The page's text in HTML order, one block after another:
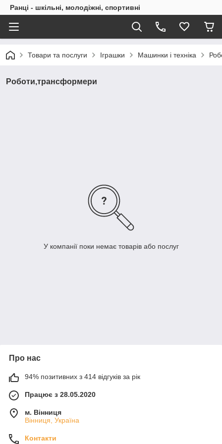
Ранці - шкільні, молодіжні, спортивні
Товари та послуги Іграшки Машинки і техніка
Роботи,трансформери
У компанії поки немає товарів або послуг
Про нас
94% позитивних з 414 відгуків за рік
Працює з 28.05.2020
м. Вінниця
Вінниця, Україна
Контакти